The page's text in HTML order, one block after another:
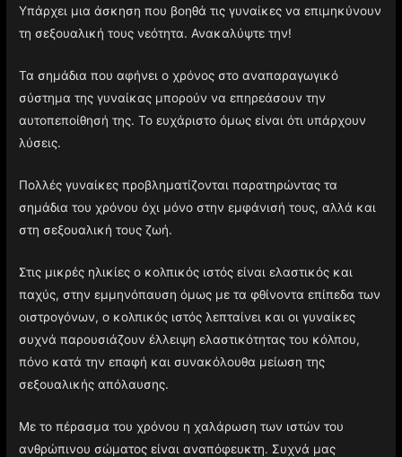
Υπάρχει μια άσκηση που βοηθά τις γυναίκες να επιμηκύνουν
τη σεξουαλική τους νεότητα. Ανακαλύψτε την!
Τα σημάδια που αφήνει ο χρόνος στο αναπαραγωγικό
σύστημα της γυναίκας μπορούν να επηρεάσουν την
αυτοπεποίθησή της. Το ευχάριστο όμως είναι ότι υπάρχουν
λύσεις.
Πολλές γυναίκες προβληματίζονται παρατηρώντας τα
σημάδια του χρόνου όχι μόνο στην εμφάνισή τους, αλλά και
στη σεξουαλική τους ζωή.
Στις μικρές ηλικίες ο κολπικός ιστός είναι ελαστικός και
παχύς, στην εμμηνόπαυση όμως με τα φθίνοντα επίπεδα των
οιστρογόνων, ο κολπικός ιστός λεπταίνει και οι γυναίκες
συχνά παρουσιάζουν έλλειψη ελαστικότητας του κόλπου,
πόνο κατά την επαφή και συνακόλουθα μείωση της
σεξουαλικής απόλαυσης.
Με το πέρασμα του χρόνου η χαλάρωση των ιστών του
ανθρώπινου σώματος είναι αναπόφευκτη. Συχνά μας